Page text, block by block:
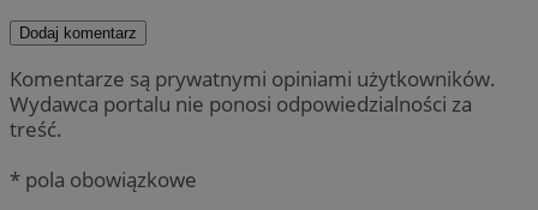
Dodaj komentarz
Komentarze są prywatnymi opiniami użytkowników.
Wydawca portalu nie ponosi odpowiedzialności za
treść.
* pola obowiązkowe